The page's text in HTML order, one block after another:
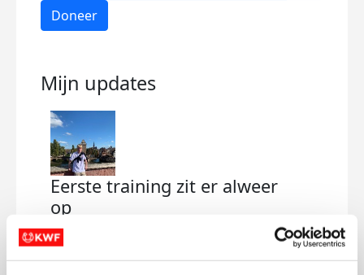
Doneer
Mijn updates
Eerste training zit er alweer
op
zaterdag 31 januari 2026